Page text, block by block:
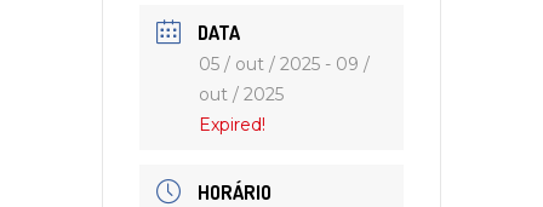
DATA
05 / out / 2025 - 09 /
out / 2025
Expired!
HORÁRIO